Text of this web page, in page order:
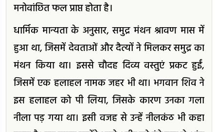
मनोवांछित फल प्राप्त होता है।
धार्मिक मान्यता के अनुसार, समुद्र मंथन श्रावण मास में
हुआ था, जिसमें देवताओं और दैत्यों ने मिलकर समुद्र का
मंथन किया था। इससे चौदह दिव्य वस्तुएं प्रकट हुईं,
जिसमें एक हलाहल नामक जहर भी था। भगवान शिव ने
इस हलाहल को पी लिया, जिसके कारण उनका गला
नीला पड़ गया था। इसी वजह से उन्हें नीलकंठ भी कहा